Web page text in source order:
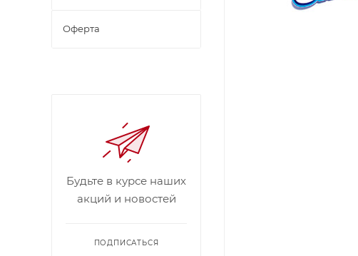
Офертa
Будьте в курсе наших
акций и новостей
ПОДПИСАТЬСЯ